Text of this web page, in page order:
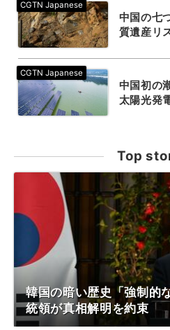
中国の七
質遺産リ
中国初の
太陽光発
Top
韓国の暗い歴史「強制的
統領が真相解明を約束